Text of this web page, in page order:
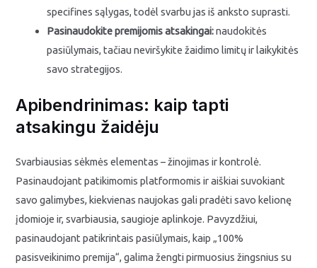
specifines sąlygas, todėl svarbu jas iš anksto suprasti.
Pasinaudokite premijomis atsakingai:naudokitės
pasiūlymais, tačiau neviršykite žaidimo limitų ir laikykitės
savo strategijos.
Apibendrinimas: kaip tapti
atsakingu žaidėju
Svarbiausias sėkmės elementas – žinojimas ir kontrolė.
Pasinaudojant patikimomis platformomis ir aiškiai suvokiant
savo galimybes, kiekvienas naujokas gali pradėti savo kelionę
įdomioje ir, svarbiausia, saugioje aplinkoje. Pavyzdžiui,
pasinaudojant patikrintais pasiūlymais, kaip „100%
pasisveikinimo premija“, galima žengti pirmuosius žingsnius su